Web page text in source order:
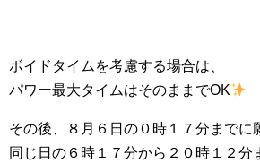
ボイドタイムを考慮する場合は、
パワー最大タイムはそのままでOK
その後、８月６日の０時１７分までに
同じ日の６時１７分から２０時１２分